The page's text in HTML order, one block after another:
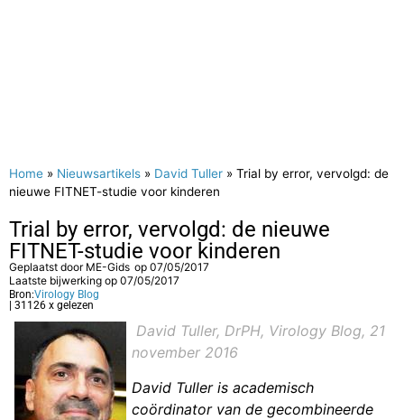
Home » Nieuwsartikels » David Tuller » Trial by error, vervolgd: de
nieuwe FITNET-studie voor kinderen
Trial by error, vervolgd: de nieuwe
FITNET-studie voor kinderen
Geplaatst door ME-Gids op 07/05/2017
Laatste bijwerking op 07/05/2017
Bron:Virology Blog
| 31126 x gelezen
David Tuller, DrPH, Virology Blog, 21
november 2016
David Tuller is academisch
coördinator van de gecombineerde